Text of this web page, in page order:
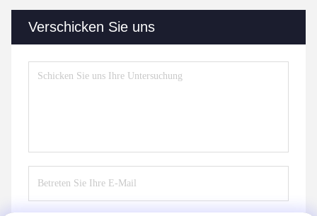
Verschicken Sie uns